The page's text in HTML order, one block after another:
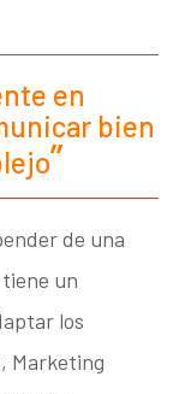
en
bien
de una
un
los
Marketing